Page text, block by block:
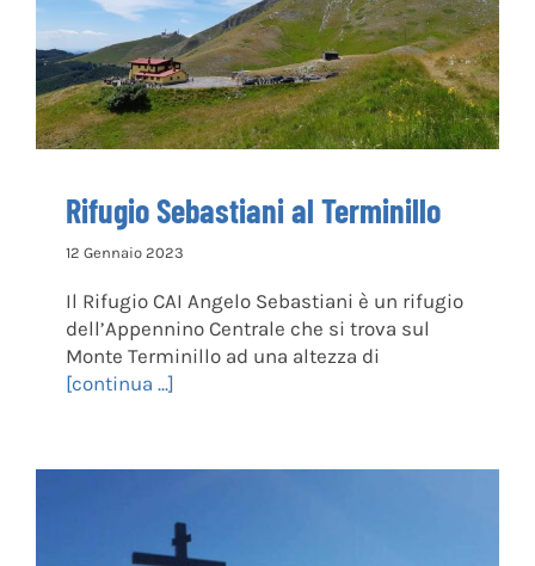
Rifugio Sebastiani al Terminillo
12 Gennaio 2023
Il Rifugio CAI Angelo Sebastiani è un rifugio
dell’Appennino Centrale che si trova sul
Monte Terminillo ad una altezza di
[continua ...]